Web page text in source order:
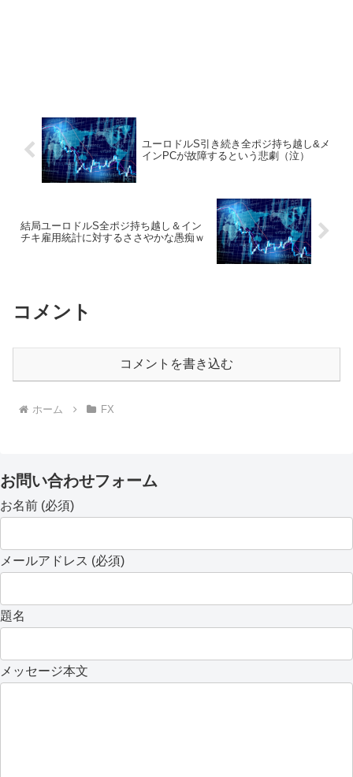
ユーロドルS引き続き全ポジ持ち越し&メ
インPCが故障するという悲劇（泣）
結局ユーロドルS全ポジ持ち越し＆イン
チキ雇用統計に対するささやかな愚痴ｗ
コメント
コメントを書き込む
ホーム FX
お問い合わせフォーム
お名前 (必須)
メールアドレス (必須)
題名
メッセージ本文